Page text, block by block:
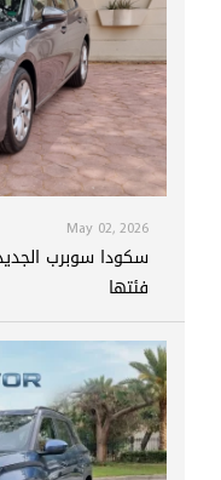
May 02, 2026
سكودا سوبرب
فئتها